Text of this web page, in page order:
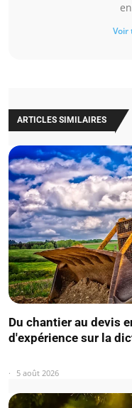
Voir
ARTICLES SIMILAIRES
Du chantier au devis
d'expérience sur la
5 août 2026